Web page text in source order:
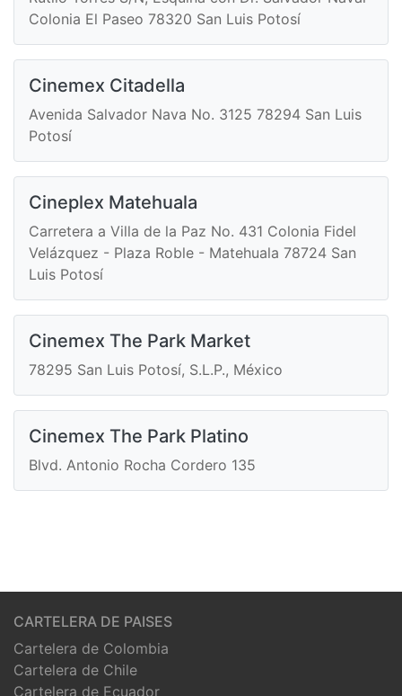
Colonia El Paseo 78320 San Luis Potosí
Cinemex Citadella
Avenida Salvador Nava No. 3125 78294 San Luis
Potosí
Cineplex Matehuala
Carretera a Villa de la Paz No. 431 Colonia Fidel
Velázquez - Plaza Roble - Matehuala 78724 San
Luis Potosí
Cinemex The Park Market
78295 San Luis Potosí, S.L.P., México
Cinemex The Park Platino
Blvd. Antonio Rocha Cordero 135
CARTELERA DE PAISES
Cartelera de Colombia
Cartelera de Chile
Cartelera de Ecuador